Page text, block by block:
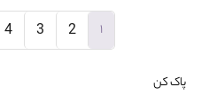
پاک کن